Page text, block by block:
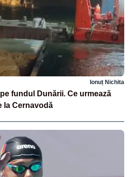
Ionuț Nichita
fundul Dunării. Ce urmează
la Cernavodă